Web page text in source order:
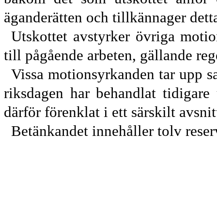
äganderätten och tillkännager
Utskottet avstyrker övriga
till pågående arbeten, gällande
Vissa motionsyrkanden tar upp
riksdagen har behandlat tidigare
därför förenklat i ett särskilt
Betänkandet innehållertolv